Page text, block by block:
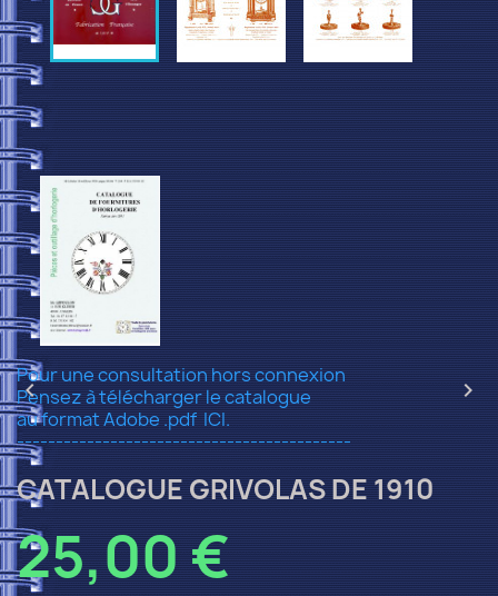
Pour une consultation hors connexion
Pensez à télécharger le catalogue
au format Adobe .pdfICI.
-------------------------------------------
 
CATALOGUE GRIVOLAS DE 1910
25,00 €